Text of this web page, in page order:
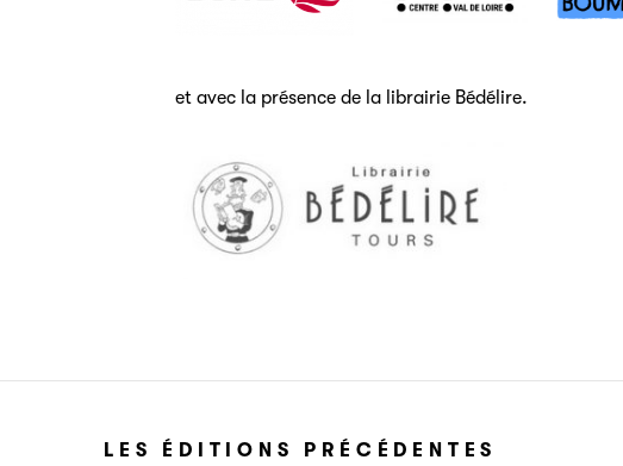
et avec la présence de la librairie Bédélire.
LES ÉDITIONS PRÉCÉDENTES